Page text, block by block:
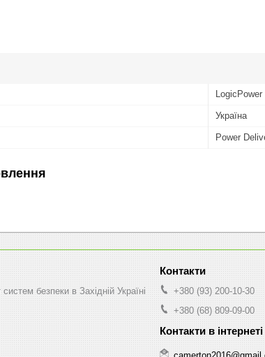
LogicPower
Україна
Power
безпеки в Західній Україні
+380 (93) 200-10-30
+380 (68) 809-09-00